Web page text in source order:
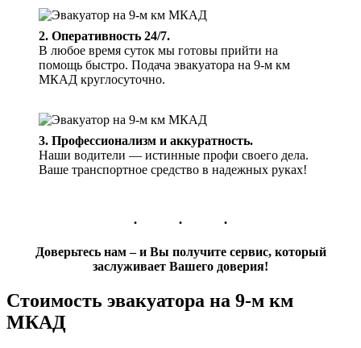
2. Оперативность 24/7.
В любое время суток мы готовы прийти на
помощь быстро. Подача эвакуатора на 9-м км
МКАД круглосуточно.
3. Профессионализм и аккуратность.
Наши водители — истинные профи своего дела.
Ваше транспортное средство в надежных руках!
Доверьтесь нам – и Вы получите сервис, который
заслуживает Вашего доверия!
Стоимость эвакуатора на 9-м км
МКАД